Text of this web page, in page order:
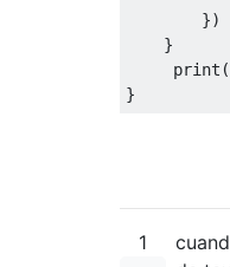
})
}
     print
(
}
1